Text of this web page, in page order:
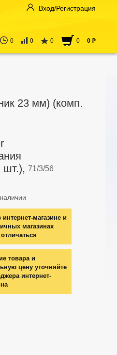
Вход/Регистрация
0 0 0 0 0 руб
23 мм) (комп.
шт.), 71/3/56
интернет-магазине и
магазинах
товара и
цену уточняйте
интернет-